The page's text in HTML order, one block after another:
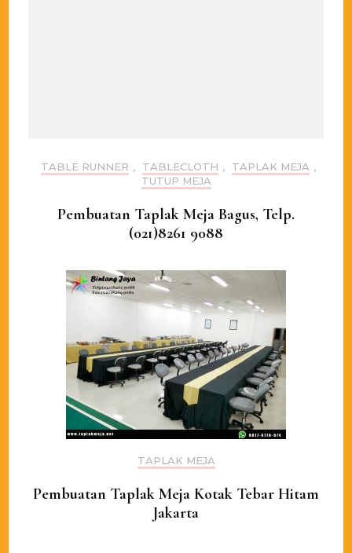
TABLE RUNNER , TABLECLOTH , TAPLAK MEJA ,
TUTUP MEJA
Pembuatan Taplak Meja Bagus, Telp.
(021)8261 9088
TAPLAK MEJA
Pembuatan Taplak Meja Kotak Tebar Hitam
Jakarta